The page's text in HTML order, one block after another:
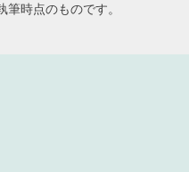
時点のものです。